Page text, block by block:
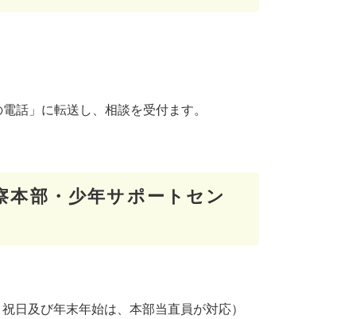
話」に転送し、相談を受付ます。
部・少年サポートセン
日及び年末年始は、本部当直員が対応）